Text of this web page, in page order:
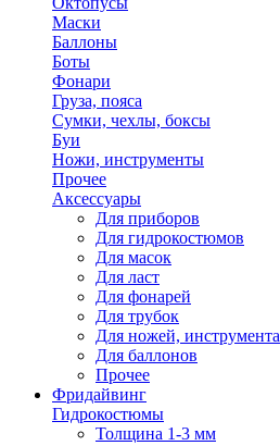
Маски
Баллоны
Боты
Фонари
Груза, пояса
Сумки, чехлы, боксы
Буи
Ножи, инструменты
Прочее
Аксессуары
Для приборов
Для гидрокостюмов
Для масок
Для ласт
Для фонарей
Для трубок
Для ножей, инструмента
Для баллонов
Прочее
Фридайвинг
Гидрокостюмы
Толщина 1-3 мм